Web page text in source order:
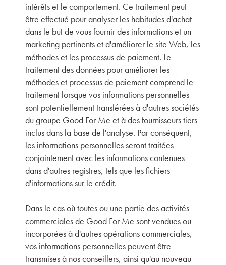
intérêts et le comportement. Ce traitement peut
être effectué pour analyser les habitudes d'achat
dans le but de vous fournir des informations et un
marketing pertinents et d'améliorer le site Web, les
méthodes et les processus de paiement. Le
traitement des données pour améliorer les
méthodes et processus de paiement comprend le
traitement lorsque vos informations personnelles
sont potentiellement transférées à d'autres sociétés
du groupe Good For Me et à des fournisseurs tiers
inclus dans la base de l'analyse. Par conséquent,
les informations personnelles seront traitées
conjointement avec les informations contenues
dans d'autres registres, tels que les fichiers
d'informations sur le crédit.
Dans le cas où toutes ou une partie des activités
commerciales de Good For Me sont vendues ou
incorporées à d'autres opérations commerciales,
vos informations personnelles peuvent être
transmises à nos conseillers, ainsi qu'au nouveau